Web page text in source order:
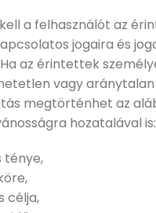
a felhasználót az
jogaira és
az érintettek
vagy
megtörténhet az
hozatalával is:
ténye,
célja,